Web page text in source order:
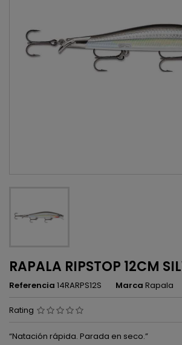
RAPALA RIPSTOP 12CM
Referencia 14RARPS12S Marca Rapala
Rating
“Natación rápida. Parada en seco.”